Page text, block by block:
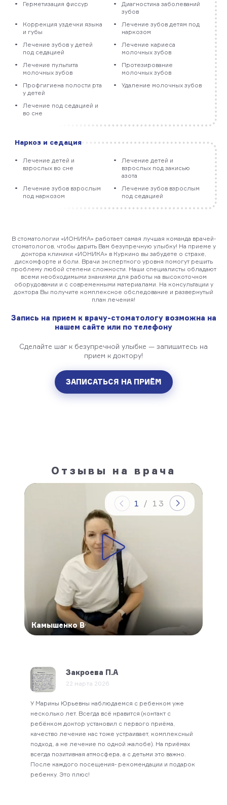
Герметизация фиссур
Диагностика заболеваний
зубов
Коррекция уздечки языка
и губы
Лечение зубов детям под
наркозом
Лечение зубов у детей
под седацией
Лечение кариеса
молочных зубов
Лечение пульпита
молочных зубов
Протезирование
молочных зубов
Профгигиена полости рта
у детей
Удаление молочных зубов
Лечение под седацией и
во сне
Наркоз и седация
Лечение детей и
взрослых во сне
Лечение детей и
взрослых под закисью
азота
Лечение зубов взрослым
под наркозом
Лечение зубов взрослым
под седацией
В стоматологии «ИОНИКА» работает самая лучшая команда врачей-
стоматологов, чтобы дарить Вам безупречную улыбку! На приеме у
доктора клиники «ИОНИКА» в Куркино вы забудете о страхе,
дискомфорте и боли. Врачи экспертного уровня помогут решить
проблему любой степени сложности. Наши специалисты обладают
всеми необходимыми знаниями для работы на высокоточном
оборудовании и с современными материалами. На консультации у
доктора Вы получите комплексное обследование и развернутый
план лечения!
Запись на прием к врачу-стоматологу возможна на
нашем сайте или по телефону
Сделайте шаг к безупречной улыбке — запишитесь на
прием к доктору!
ЗАПИСАТЬСЯ НА ПРИЁМ
Отзывы на врача
1 / 13
Камышенко В
Закроева П.А
22 марта 2026
У Марины Юрьевны наблюдаемся с ребенком уже
несколько лет. Всегда всё нравится (контакт с
ребёнком доктор установил с первого приёма,
качество лечение нас тоже устраивает, комплексный
подход, а не лечение по одной жалобе). На приёмах
всегда позитивная атмосфера, а с детьми это важно.
После каждого посещения- рекомендации и подарок
ребенку. Это плюс!